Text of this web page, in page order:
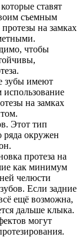
ставят
съемным
на замках
чтобы
зубы имеют
на замках
Этот тип
ряда окружен
протеза на
как минимум
челюсти
Если задние
ещё возможна,
дальше клыка.
могут